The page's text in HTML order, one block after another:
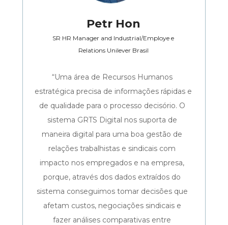
Petr Hon
SR HR Manager and Industrial/Employe e
Relations Unilever Brasil
“Uma área de Recursos Humanos
estratégica precisa de informações rápidas e
de qualidade para o processo decisório. O
sistema GRTS Digital nos suporta de
maneira digital para uma boa gestão de
relações trabalhistas e sindicais com
impacto nos empregados e na empresa,
porque, através dos dados extraídos do
sistema conseguimos tomar decisões que
afetam custos, negociações sindicais e
fazer análises comparativas entre